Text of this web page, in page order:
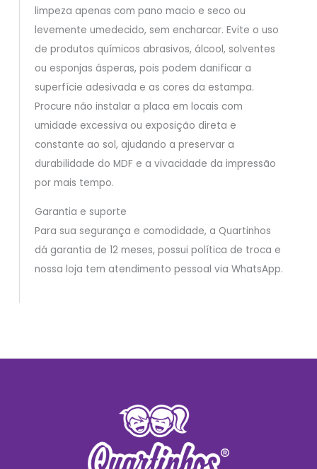
limpeza apenas com pano macio e seco ou
levemente umedecido, sem encharcar. Evite o uso
de produtos químicos abrasivos, álcool, solventes
ou esponjas ásperas, pois podem danificar a
superfície adesivada e as cores da estampa.
Procure não instalar a placa em locais com
umidade excessiva ou exposição direta e
constante ao sol, ajudando a preservar a
durabilidade do MDF e a vivacidade da impressão
por mais tempo.
Garantia e suporte
Para sua segurança e comodidade, a Quartinhos
dá garantia de 12 meses, possui política de troca e
nossa loja tem atendimento pessoal via WhatsApp.